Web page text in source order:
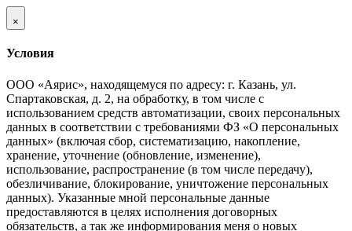
×
Условия
ООО «Аярис», находящемуся по адресу: г. Казань, ул.
Спартаковская, д. 2, на обработку, в том числе с
использованием средств автоматизации, своих персональных
данных в соответствии с требованиями ФЗ «О персональных
данных» (включая сбор, систематизацию, накопление,
хранение, уточнение (обновление, изменение),
использование, распространение (в том числе передачу),
обезличивание, блокирование, уничтожение персональных
данных). Указанные мной персональные данные
предоставляются в целях исполнения договорных
обязательств, а так же информирования меня о новых